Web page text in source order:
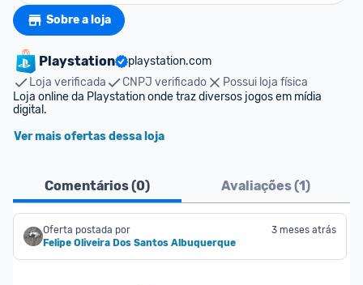
Sobre a loja
Playstation
playstation.com
Loja verificada
CNPJ verificado
Possui loja física
Loja online da Playstation onde traz diversos jogos em mídia
digital.
Ver mais ofertas dessa loja
Comentários (0) Avaliações (1)
Oferta postada por
Felipe Oliveira Dos Santos Albuquerque
3 meses atrás